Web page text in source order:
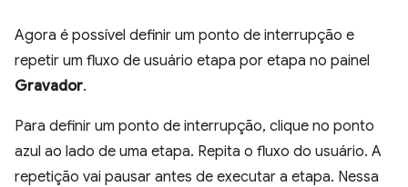
Agora é possível definir um ponto de interrupção e
repetir um fluxo de usuário etapa por etapa no painel
Gravador.
Para definir um ponto de interrupção, clique no ponto
azul ao lado de uma etapa. Repita o fluxo do usuário. A
repetição vai pausar antes de executar a etapa. Nessa